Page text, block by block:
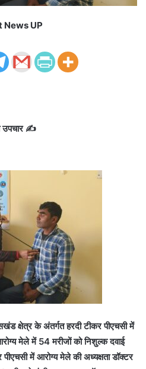
News UP
उपचार ✍️
क्षेत्र के अंतर्गत हरदी टीकर पीएचसी में
मेले में 54 मरीजों को निशुल्क दवाई
पीएचसी में आरोग्य मेले की अध्यक्षता डॉक्टर